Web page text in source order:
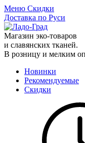
Меню Скидки
Доставка по Руси
Магазин эко-товаров
и славянских тканей.
В розницу и мелким
Новинки
Рекомендуемые
Скидки